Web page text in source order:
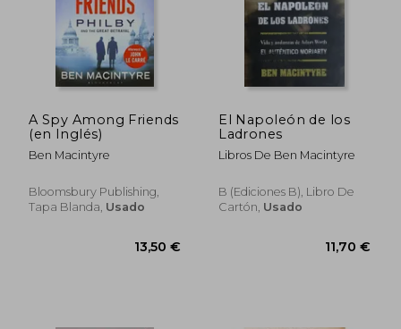
A Spy Among Friends
(en Inglés)
Ben Macintyre
Bloomsbury Publishing,
Tapa Blanda, Usado
El Napoleón de los
Ladrones
Libros De Ben Macintyre
B (Ediciones B), Libro De
Cartón, Usado